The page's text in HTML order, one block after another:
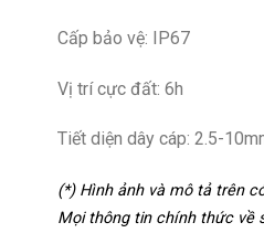
Cấp bảo vệ: IP67
Vị trí cực đất: 6h
Tiết diện dây cáp: 2.5-
(*) Hình ảnh và mô tả trên
Mọi thông tin chính thức về